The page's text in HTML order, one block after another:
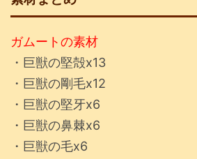
ガムートの素材
・巨獣の堅殻x13
・巨獣の剛毛x12
・巨獣の堅牙x6
・巨獣の鼻棘x6
・巨獣の毛x6